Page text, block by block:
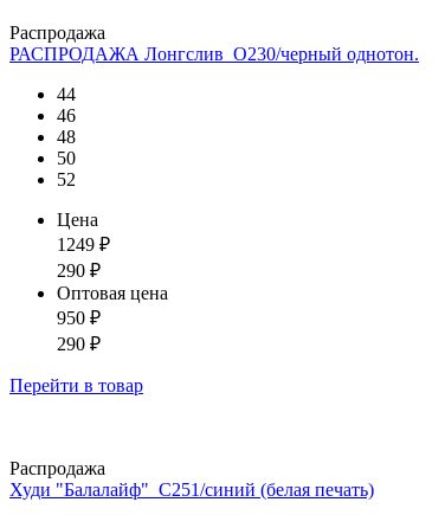
Распродажа
РАСПРОДАЖА Лонгслив_О230/черный однотон.
44
46
48
50
52
Цена
1249 ₽
290 ₽
Оптовая цена
950 ₽
290 ₽
Перейти в товар
Распродажа
Худи "Балалайф"_С251/синий (белая печать)